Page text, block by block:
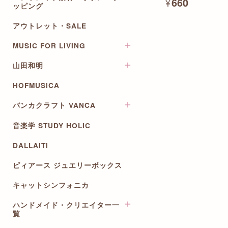
マスキングテープ
スタンプ
連
グリーティングカード
メッセージカード
出席カード
五線ノート・五線譜
カレンダー・スケジュール
折りたたみ傘
ミニチュア楽器
フォトフレーム・写真たて
ウォールステッカー
五楽線テープ
月謝袋
演奏補助
楽譜
メラミントレイ
マグカップ・プレート
お茶
ッピング
音楽柄リボン
ラッピング用品
ワッペン・チャーム・手芸資
アウトレット・SALE
MUSIC FOR LIVING
オールミュージックシリーズ
ファイル・ステーショナリー
山田和明
ポストカード
コースター
カレンダー
HOFMUSICA
バンカクラフト VANCA
革物語~楽器キーホルダー
革製楽器ストラップ
音楽学 STUDY HOLIC
DALLAITI
ピィアース ジュエリーボックス
キャットシンフォニカ
ハンドメイド・クリエイター一
覧